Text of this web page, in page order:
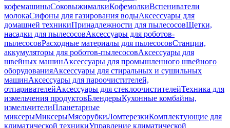
кофемашиныСоковыжималкиКофемолкиВспениватели
молокаСифоны для газирования водыАксессуары для
домашней техникиПринадлежности для пылесосовЩетки,
насадки для пылесосовАксессуары для роботов-
пылесосовРасходные материалы для пылесосовСтанции,
аккумуляторы для роботов-пылесосовАксессуары для
швейных машинАксессуары для промышленного швейного
оборудованияАксессуары для стиральных и сушильных
машинАксессуары для пароочистителей,
отпаривателейАксессуары для стеклоочистителейТехника для
измельчения продуктовБлендерыКухонные комбайны,
измельчителиПланетарные
миксерыМиксерыМясорубкиЛомтерезкиКомплектующие для
климатической техникиУправление климатической